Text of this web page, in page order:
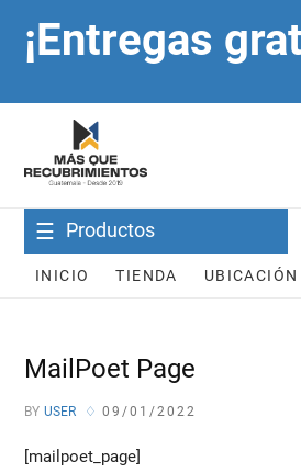
content¡Entregas
Productos
INICIO TIENDA UBICACIÓN
MailPoet Page
BY USER 09/01/2022
[mailpoet_page]